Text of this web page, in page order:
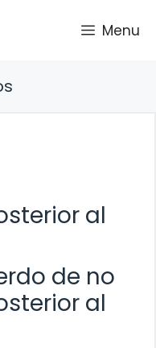
Menu
al
de no
al